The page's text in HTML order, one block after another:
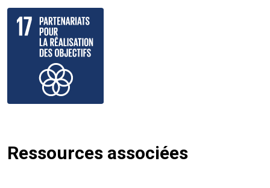
Ressources associées